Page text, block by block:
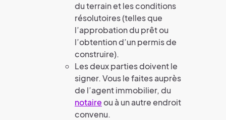
du terrain et les conditions
résolutoires (telles que
l’approbation du prêt ou
l’obtention d’un permis de
construire).
Les deux parties doivent le
signer. Vous le faites auprès
de l’agent immobilier, du
notaireou à un autre endroit
convenu.